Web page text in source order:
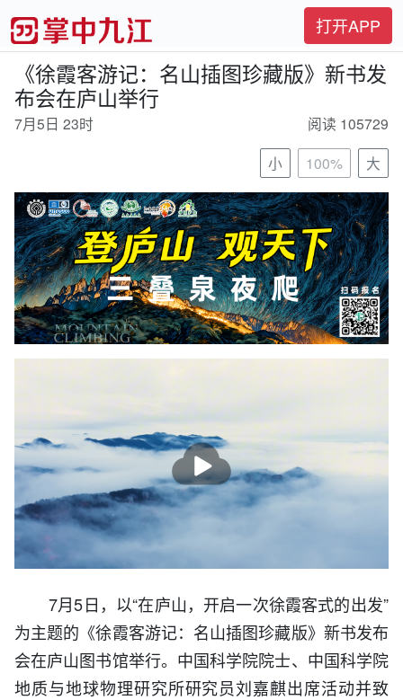
打开APP
《徐霞客游记：名山插图珍藏版》新书发
布会在庐山举行
7月5日 23时
阅读 105729
小
100% 大
播
放
7月5日，以“在庐山，开启一次徐霞客式的出发”
为主题的《徐霞客游记：名山插图珍藏版》新书发布
会在庐山图书馆举行。中国科学院院士、中国科学院
地质与地球物理研究所研究员刘嘉麒出席活动并致